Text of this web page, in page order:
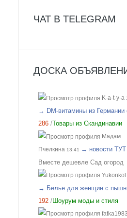
одна ниточка не вылезла и
невысокий. Размер 44/46 но
закупку!
ЧАТ В TELEGRAM
ДОСКА
K-a-t-y-a
→ DM-витамины из
286 /Товары из Скандинавии
Мадам
Пчелкина 13:41 → новости ТУТ
Вместе дешевле Сад огород
Yukonkol
→ Белье для женщин с
192 /Шоурум моды и стиля
fatka1983